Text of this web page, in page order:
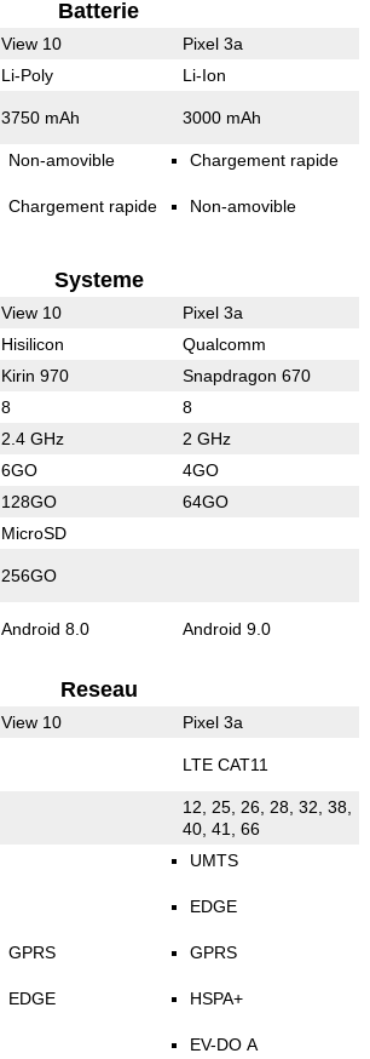
Batterie
View 10 Pixel 3a
Li-Poly Li-Ion
3750 mAh 3000 mAh
Non-amovible
Chargement rapide
Chargement rapide
Non-amovible
Systeme
View 10 Pixel 3a
Hisilicon Qualcomm
Kirin 970 Snapdragon 670
8 8
2.4 GHz 2 GHz
6GO 4GO
128GO 64GO
MicroSD
256GO
Android 8.0 Android 9.0
Reseau
View 10 Pixel 3a
LTE CAT11
12, 25, 26, 28, 32, 38,
40, 41, 66
GPRS
EDGE
UMTS
EDGE
GPRS
HSPA+
EV-DO A